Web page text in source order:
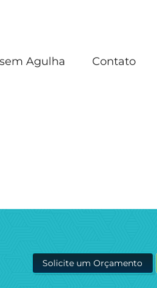
Agulha Contato
Solicite um Orçamento